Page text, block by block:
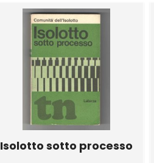
Isolotto sotto processo